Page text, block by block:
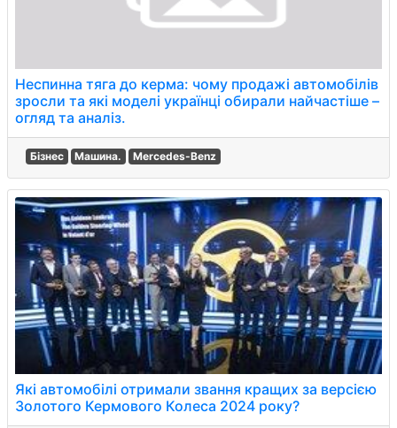
Неспинна тяга до керма: чому продажі автомобілів
зросли та які моделі українці обирали найчастіше –
огляд та аналіз.
Бізнес Машина. Mercedes-Benz
Які автомобілі отримали звання кращих за версією
Золотого Кермового Колеса 2024 року?